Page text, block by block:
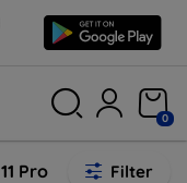
0
Pro Filter